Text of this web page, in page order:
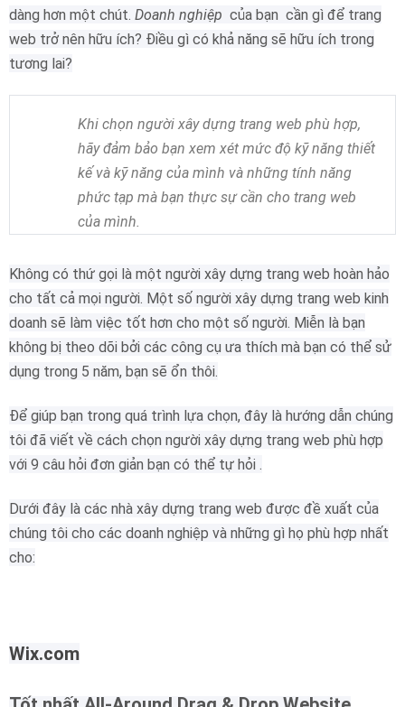
dàng hơn một chút. Doanh nghiệp của bạn cần gì để trang
web trở nên hữu ích? Điều gì có khả năng sẽ hữu ích trong
tương lai?
Khi chọn người xây dựng trang web phù hợp,
hãy đảm bảo bạn xem xét mức độ kỹ năng thiết
kế và kỹ năng của mình và những tính năng
phức tạp mà bạn thực sự cần cho trang web
của mình.
Không có thứ gọi là một người xây dựng trang web hoàn hảo
cho tất cả mọi người. Một số người xây dựng trang web kinh
doanh sẽ làm việc tốt hơn cho một số người. Miễn là bạn
không bị theo dõi bởi các công cụ ưa thích mà bạn có thể sử
dụng trong 5 năm, bạn sẽ ổn thôi.
Để giúp bạn trong quá trình lựa chọn, đây là hướng dẫn chúng
tôi đã viết về cách chọn người xây dựng trang web phù hợp
với 9 câu hỏi đơn giản bạn có thể tự hỏi .
Dưới đây là các nhà xây dựng trang web được đề xuất của
chúng tôi cho các doanh nghiệp và những gì họ phù hợp nhất
cho:
Wix.com